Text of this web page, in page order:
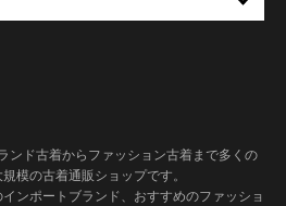
ド古着からファッション古着まで多くの
模の古着通販ショップです。
ンポートブランド、おすすめのファッショ